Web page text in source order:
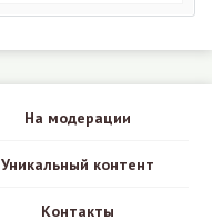
На модерации
Уникальный контент
Контакты